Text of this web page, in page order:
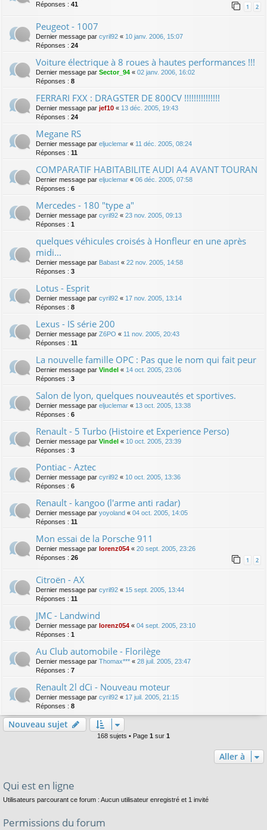
Réponses : 41 1 2
Peugeot - 1007
Dernier message par cyril92 « 10 janv. 2006, 15:07
Réponses : 24
Voiture électrique à 8 roues à hautes performances !!!
Dernier message par Sector_94 « 02 janv. 2006, 16:02
Réponses : 8
FERRARI FXX : DRAGSTER DE 800CV !!!!!!!!!!!!!!!
Dernier message par jef10 « 13 déc. 2005, 19:43
Réponses : 24
Megane RS
Dernier message par eljuclemar « 11 déc. 2005, 08:24
Réponses : 11
COMPARATIF HABITABILITE AUDI A4 AVANT TOURAN
Dernier message par eljuclemar « 06 déc. 2005, 07:58
Réponses : 6
Mercedes - 180 "type a"
Dernier message par cyril92 « 23 nov. 2005, 09:13
Réponses : 1
quelques véhicules croisés à Honfleur en une après
midi...
Dernier message par Babast « 22 nov. 2005, 14:58
Réponses : 3
Lotus - Esprit
Dernier message par cyril92 « 17 nov. 2005, 13:14
Réponses : 8
Lexus - IS série 200
Dernier message par Z6PO « 11 nov. 2005, 20:43
Réponses : 11
La nouvelle famille OPC : Pas que le nom qui fait peur
Dernier message par Vindel « 14 oct. 2005, 23:06
Réponses : 3
Salon de lyon, quelques nouveautés et sportives.
Dernier message par eljuclemar « 13 oct. 2005, 13:38
Réponses : 6
Renault - 5 Turbo (Histoire et Experience Perso)
Dernier message par Vindel « 10 oct. 2005, 23:39
Réponses : 3
Pontiac - Aztec
Dernier message par cyril92 « 10 oct. 2005, 13:36
Réponses : 6
Renault - kangoo (l'arme anti radar)
Dernier message par yoyoland « 04 oct. 2005, 14:05
Réponses : 11
Mon essai de la Porsche 911
Dernier message par lorenz054 « 20 sept. 2005, 23:26
Réponses : 26 1 2
Citroën - AX
Dernier message par cyril92 « 15 sept. 2005, 13:44
Réponses : 11
JMC - Landwind
Dernier message par lorenz054 « 04 sept. 2005, 23:10
Réponses : 1
Au Club automobile - Florilège
Dernier message par Thomax*** « 28 juil. 2005, 23:47
Réponses : 7
Renault 2l dCi - Nouveau moteur
Dernier message par cyril92 « 17 juil. 2005, 21:15
Réponses : 8
Nouveau sujet
168 sujets • Page 1 sur 1
Aller à
Qui est en ligne
Utilisateurs parcourant ce forum : Aucun utilisateur enregistré et 1 invité
Permissions du forum